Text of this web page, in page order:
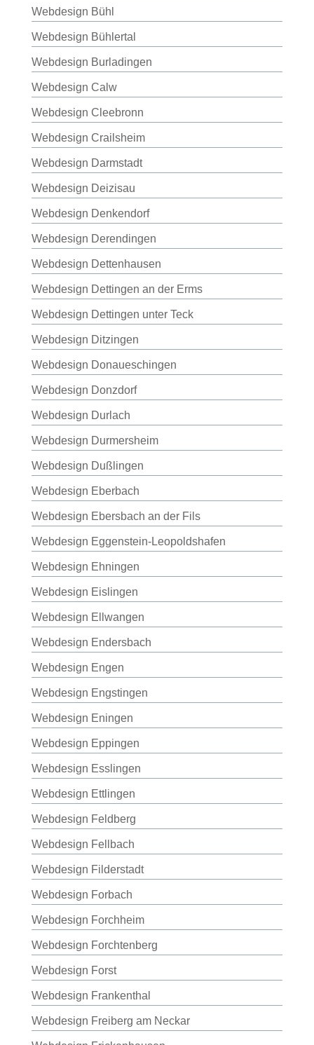
Webdesign Bühl
Webdesign Bühlertal
Webdesign Burladingen
Webdesign Calw
Webdesign Cleebronn
Webdesign Crailsheim
Webdesign Darmstadt
Webdesign Deizisau
Webdesign Denkendorf
Webdesign Derendingen
Webdesign Dettenhausen
Webdesign Dettingen an der Erms
Webdesign Dettingen unter Teck
Webdesign Ditzingen
Webdesign Donaueschingen
Webdesign Donzdorf
Webdesign Durlach
Webdesign Durmersheim
Webdesign Dußlingen
Webdesign Eberbach
Webdesign Ebersbach an der Fils
Webdesign Eggenstein-Leopoldshafen
Webdesign Ehningen
Webdesign Eislingen
Webdesign Ellwangen
Webdesign Endersbach
Webdesign Engen
Webdesign Engstingen
Webdesign Eningen
Webdesign Eppingen
Webdesign Esslingen
Webdesign Ettlingen
Webdesign Feldberg
Webdesign Fellbach
Webdesign Filderstadt
Webdesign Forbach
Webdesign Forchheim
Webdesign Forchtenberg
Webdesign Forst
Webdesign Frankenthal
Webdesign Freiberg am Neckar